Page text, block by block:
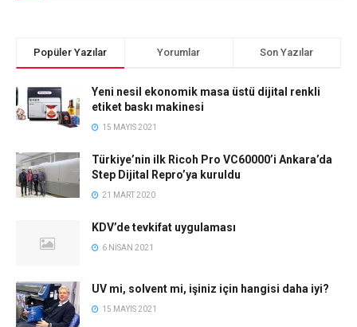
Popüler Yazılar Yorumlar Son Yazılar
Yeni nesil ekonomik masa üstü dijital renkli
etiket baskı makinesi
15 MAYIS 2021
Türkiye’nin ilk Ricoh Pro VC60000’i Ankara’da
Step Dijital Repro’ya kuruldu
21 MART 2020
KDV’de tevkifat uygulaması
6 NISAN 2021
UV mi, solvent mi, işiniz için hangisi daha iyi?
15 MAYIS 2021